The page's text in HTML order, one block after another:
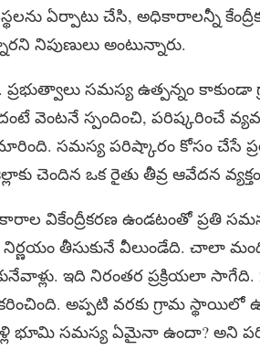
ఏర్పాటు చేసి, అధికారాలన్నీ
నిపుణులు అంటున్నారు.
సమస్య ఉత్పన్నం
వెంటనే స్పందించి, పరిష్కరించే
మారింది. సమస్య పరిష్కారం కోసం చేసే
చెందిన ఒక రైతు తీవ్ర ఆవేదన
వికేంద్రీకరణ ఉండటంతో ప్రతి
తీసుకునే వీలుండేది. చాలా
ఇది నిరంతర ప్రక్రియలా సాగేది.
అప్పటి వరకు గ్రామ స్థాయిలో
భూమి సమస్య ఏమైనా ఉందా? అని